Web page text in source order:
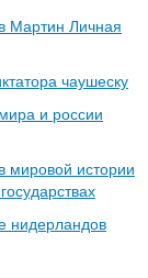
Мартин Личная
чаушеску
и россии
мировой истории
нидерландов